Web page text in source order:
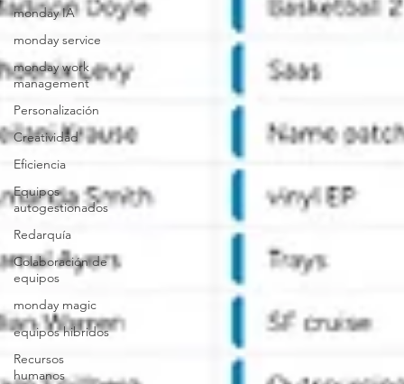
monday IA
monday service
monday work
management
Personalización
Creatividad
Eficiencia
Equipos
autogestionados
Redarquía
Colaboración de
equipos
monday magic
equipos hibridos
Recursos
humanos